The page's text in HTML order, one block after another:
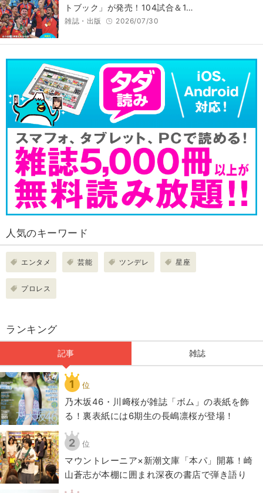
トブック」が発売！104試合＆1…
雑誌・出版 2026/07/30
人気のキーワード
エンタメ 芸能 ツンデレ 星座
プロレス
ランキング
記事 雑誌
1 位
乃木坂46・川﨑桜が雑誌「ボム」の表紙を飾
る！裏表紙には6期生の長嶋凛桜が登場！
2 位
マウントレーニア×新潮文庫「本パ」開幕！崎
山蒼志が本棚に囲まれ深夜の書店で弾き語り